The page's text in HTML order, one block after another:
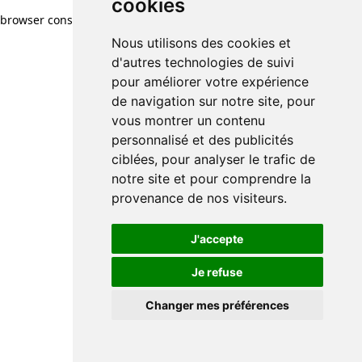
cookies
Nous utilisons des cookies et
d'autres technologies de suivi
pour améliorer votre expérience
de navigation sur notre site, pour
vous montrer un contenu
personnalisé et des publicités
ciblées, pour analyser le trafic de
notre site et pour comprendre la
provenance de nos visiteurs.
J'accepte
Je refuse
Changer mes préférences
browser console for more information)